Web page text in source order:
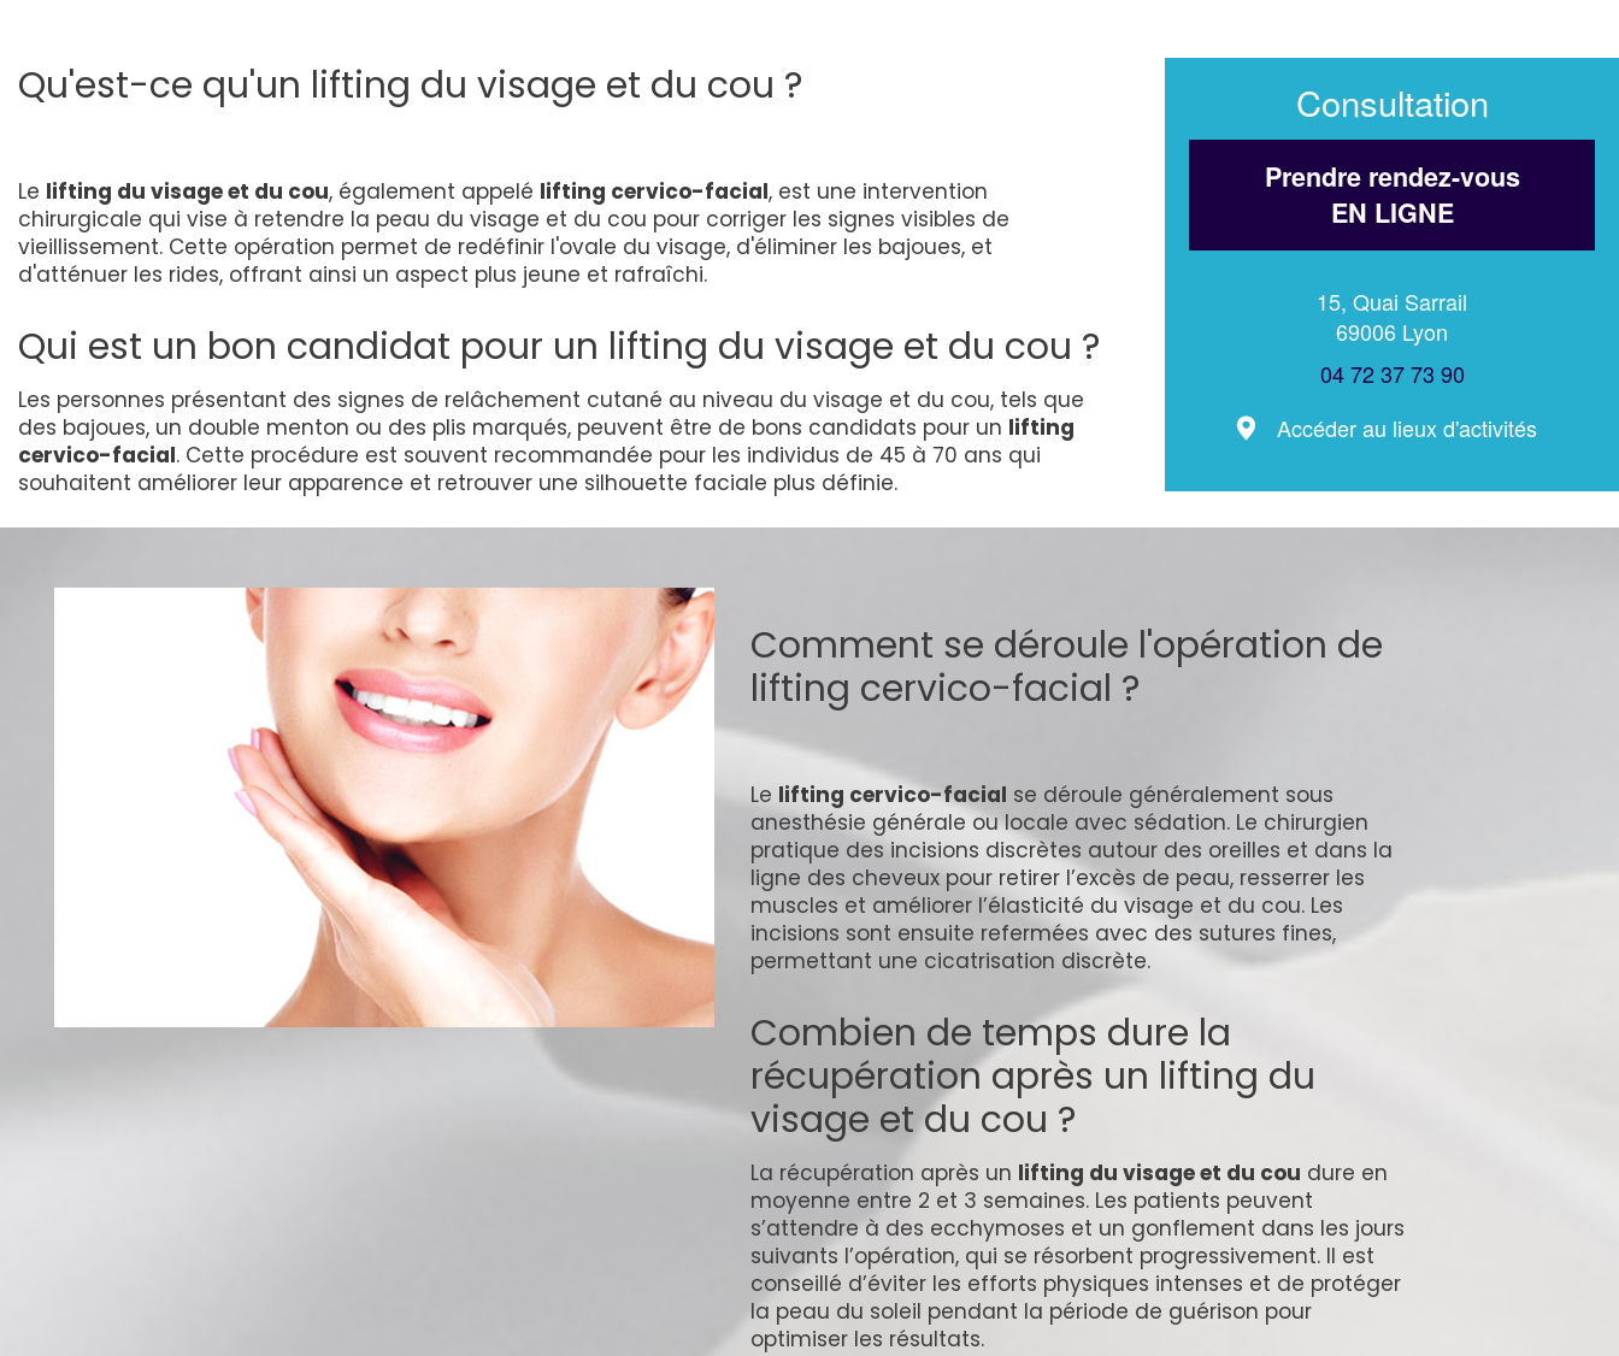
Qu'est-ce qu'un lifting du visage et du cou ?
Le lifting du visage et du cou, également appelé lifting cervico-facial, est une intervention
chirurgicale qui vise à retendre la peau du visage et du cou pour corriger les signes visibles de
vieillissement. Cette opération permet de redéfinir l'ovale du visage, d'éliminer les bajoues, et
d'atténuer les rides, offrant ainsi un aspect plus jeune et rafraîchi.
Qui est un bon candidat pour un lifting du visage et du cou ?
Les personnes présentant des signes de relâchement cutané au niveau du visage et du cou, tels que
des bajoues, un double menton ou des plis marqués, peuvent être de bons candidats pour un lifting
cervico-facial. Cette procédure est souvent recommandée pour les individus de 45 à 70 ans qui
souhaitent améliorer leur apparence et retrouver une silhouette faciale plus définie.
Consultation
Prendre rendez-vous
EN LIGNE
15, Quai Sarrail
69006 Lyon
04 72 37 73 90
Accéder au lieux d'activités
Comment se déroule l'opération de
lifting cervico-facial ?
Le lifting cervico-facial se déroule généralement sous
anesthésie générale ou locale avec sédation. Le chirurgien
pratique des incisions discrètes autour des oreilles et dans la
ligne des cheveux pour retirer l’excès de peau, resserrer les
muscles et améliorer l’élasticité du visage et du cou. Les
incisions sont ensuite refermées avec des sutures fines,
permettant une cicatrisation discrète.
Combien de temps dure la
récupération après un lifting du
visage et du cou ?
La récupération après un lifting du visage et du cou dure en
moyenne entre 2 et 3 semaines. Les patients peuvent
s’attendre à des ecchymoses et un gonflement dans les jours
suivants l’opération, qui se résorbent progressivement. Il est
conseillé d’éviter les efforts physiques intenses et de protéger
la peau du soleil pendant la période de guérison pour
optimiser les résultats.